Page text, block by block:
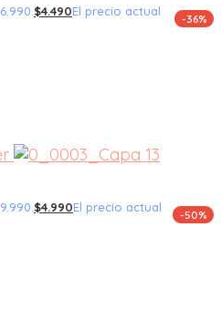
$4.490El precio actual
-36%
$4.990El precio actual
-50%